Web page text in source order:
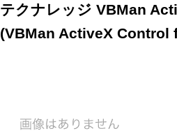
テクナレッジ VBMan
(VBMan ActiveX Control